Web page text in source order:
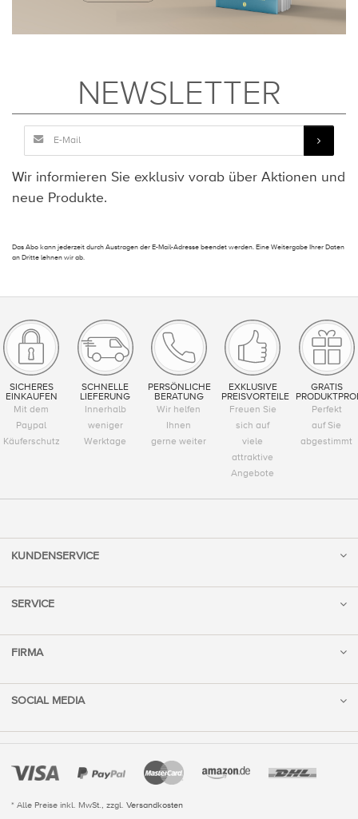
NEWSLETTER
Wir informieren Sie exklusiv vorab über Aktionen und
neue Produkte.
Das Abo kann jederzeit durch Austragen der E-Mail-Adresse beendet werden. Eine Weitergabe Ihrer Daten
an Dritte lehnen wir ab.
SICHERES
EINKAUFEN
Mit dem
Paypal
Käuferschutz
SCHNELLE
LIEFERUNG
Innerhalb
weniger
Werktage
PERSÖNLICHE
BERATUNG
Wir helfen
Ihnen
gerne weiter
EXKLUSIVE
PREISVORTEILE
Freuen Sie
sich auf
viele
attraktive
Angebote
GRATIS
Perfekt
auf Sie
abgestimmt
KUNDENSERVICE
SERVICE
FIRMA
SOCIAL MEDIA
* Alle Preise inkl. MwSt., zzgl. Versandkosten